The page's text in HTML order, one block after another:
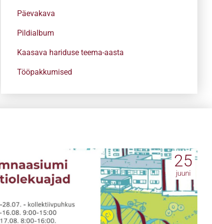
Päevakava
Pildialbum
Kaasava hariduse teema-aasta
Tööpakkumised
25
juuni